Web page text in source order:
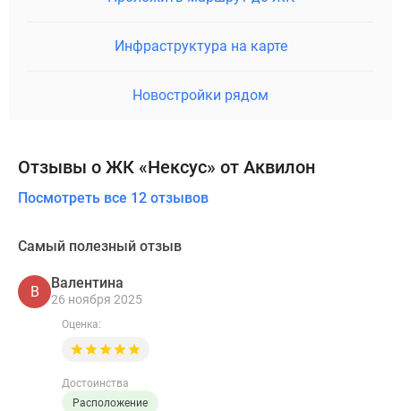
Инфраструктура на карте
Новостройки рядом
Отзывы о ЖК «Нексус» от Аквилон
Посмотреть все 12 отзывов
Самый полезный отзыв
В
Валентина
26 ноября 2025
Оценка:
Достоинства
Расположение